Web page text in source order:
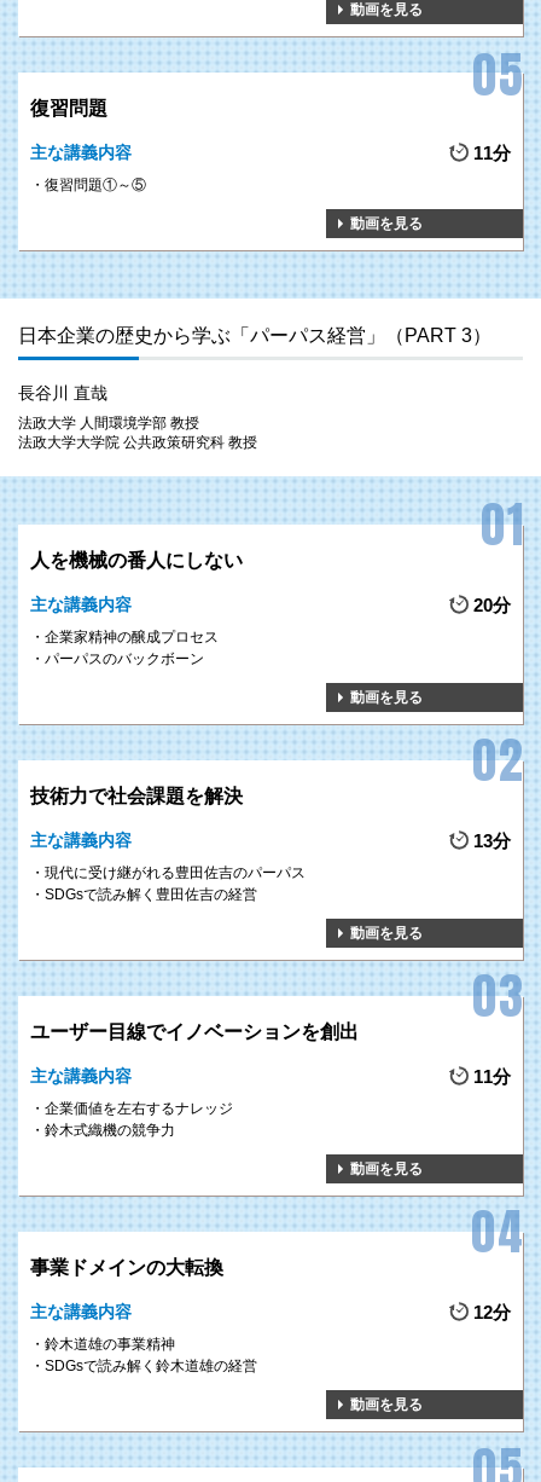
動画を見る
復習問題
主な講義内容 11分
復習問題①～⑤
動画を見る
日本企業の歴史から学ぶ「パーパス経営」（PART 3）
長谷川 直哉
法政大学 人間環境学部 教授
法政大学大学院 公共政策研究科 教授
人を機械の番人にしない
主な講義内容 20分
企業家精神の醸成プロセス
パーパスのバックボーン
動画を見る
技術力で社会課題を解決
主な講義内容 13分
現代に受け継がれる豊田佐吉のパーパス
SDGsで読み解く豊田佐吉の経営
動画を見る
ユーザー目線でイノベーションを創出
主な講義内容 11分
企業価値を左右するナレッジ
鈴木式織機の競争力
動画を見る
事業ドメインの大転換
主な講義内容 12分
鈴木道雄の事業精神
SDGsで読み解く鈴木道雄の経営
動画を見る